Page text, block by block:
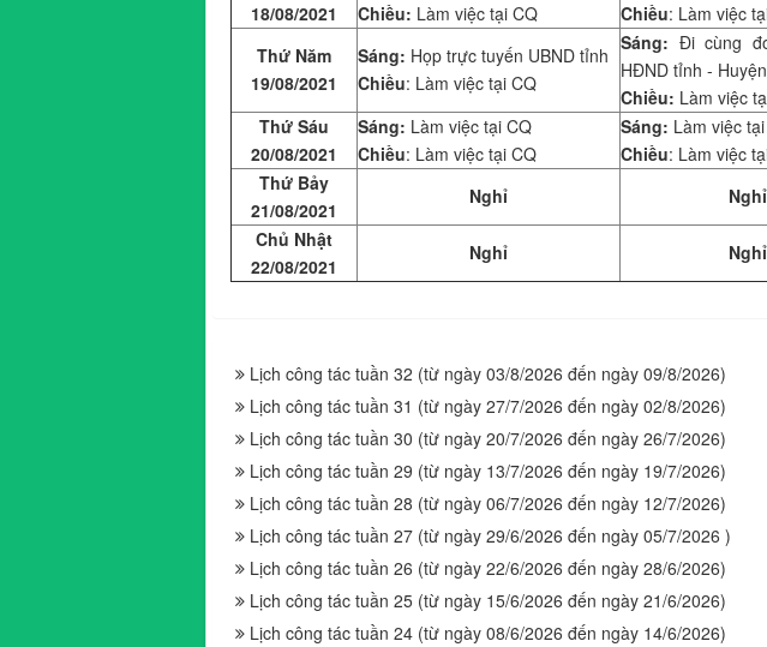
18/08/2021
Chiều: Làm việc tại CQ
Chiều: Làm việc
Thứ Năm
19/08/2021
Sáng: Họp trực tuyến UBND tỉnh
Chiều: Làm việc tại CQ
Sáng: Đi cùng
HĐND tỉnh -
Chiều: Làm việc
Thứ Sáu
20/08/2021
Sáng: Làm việc tại CQ
Chiều: Làm việc tại CQ
Sáng: Làm việc
Chiều: Làm việc
Thứ Bảy
21/08/2021
Nghỉ Nghỉ
Chủ Nhật
22/08/2021
Nghỉ Nghỉ
Lịch công tác tuần 32 (từ ngày 03/8/2026 đến ngày 09/8/2026)
Lịch công tác tuần 31 (từ ngày 27/7/2026 đến ngày 02/8/2026)
Lịch công tác tuần 30 (từ ngày 20/7/2026 đến ngày 26/7/2026)
Lịch công tác tuần 29 (từ ngày 13/7/2026 đến ngày 19/7/2026)
Lịch công tác tuần 28 (từ ngày 06/7/2026 đến ngày 12/7/2026)
Lịch công tác tuần 27 (từ ngày 29/6/2026 đến ngày 05/7/2026 )
Lịch công tác tuần 26 (từ ngày 22/6/2026 đến ngày 28/6/2026)
Lịch công tác tuần 25 (từ ngày 15/6/2026 đến ngày 21/6/2026)
Lịch công tác tuần 24 (từ ngày 08/6/2026 đến ngày 14/6/2026)